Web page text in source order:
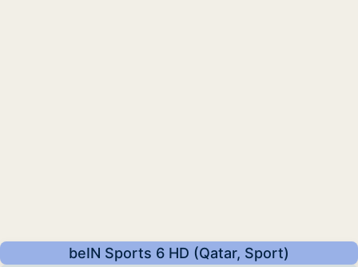
beIN Sports 6 HD (Qatar, Sport)